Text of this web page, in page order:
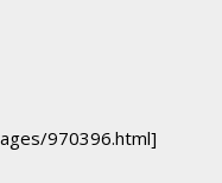
970396.html]